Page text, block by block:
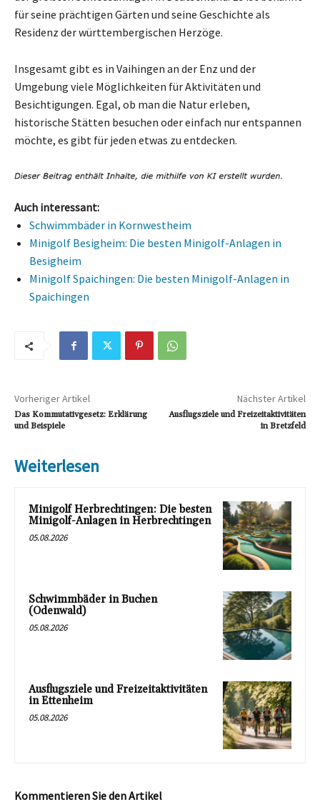
für seine prächtigen Gärten und seine Geschichte als
Residenz der württembergischen Herzöge.
Insgesamt gibt es in Vaihingen an der Enz und der
Umgebung viele Möglichkeiten für Aktivitäten und
Besichtigungen. Egal, ob man die Natur erleben,
historische Stätten besuchen oder einfach nur entspannen
möchte, es gibt für jeden etwas zu entdecken.
Auch interessant:
Schwimmbäder in Kornwestheim
Minigolf Besigheim: Die besten Minigolf-Anlagen in
Besigheim
Minigolf Spaichingen: Die besten Minigolf-Anlagen in
Spaichingen
Vorheriger Artikel
Das Kommutativgesetz: Erklärung
und Beispiele
Nächster Artikel
Ausflugsziele und Freizeitaktivitäten
in Bretzfeld
Weiterlesen
Minigolf Herbrechtingen: Die besten
Minigolf-Anlagen in Herbrechtingen
05.08.2026
Schwimmbäder in Buchen
(Odenwald)
05.08.2026
Ausflugsziele und Freizeitaktivitäten
in Ettenheim
05.08.2026
Kommentieren Sie den Artikel